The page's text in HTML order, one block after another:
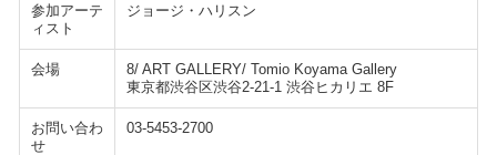
参加アーテ
ィスト
ジョージ・ハリスン
会場
8/ ART GALLERY/ Tomio Koyama Gallery
東京都渋谷区渋谷2-21-1 渋谷ヒカリエ 8F
お問い合わ
せ
03-5453-2700